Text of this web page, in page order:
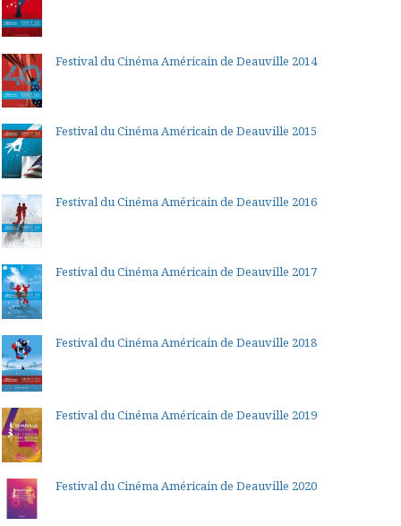
Festival du Cinéma Américain de Deauville 2014
Festival du Cinéma Américain de Deauville 2015
Festival du Cinéma Américain de Deauville 2016
Festival du Cinéma Américain de Deauville 2017
Festival du Cinéma Américain de Deauville 2018
Festival du Cinéma Américain de Deauville 2019
Festival du Cinéma Américain de Deauville 2020